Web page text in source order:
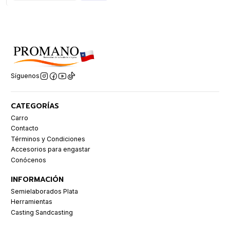
Síguenos
CATEGORÍAS
Carro
Contacto
Términos y Condiciones
Accesorios para engastar
Conócenos
INFORMACIÓN
Semielaborados Plata
Herramientas
Casting Sandcasting